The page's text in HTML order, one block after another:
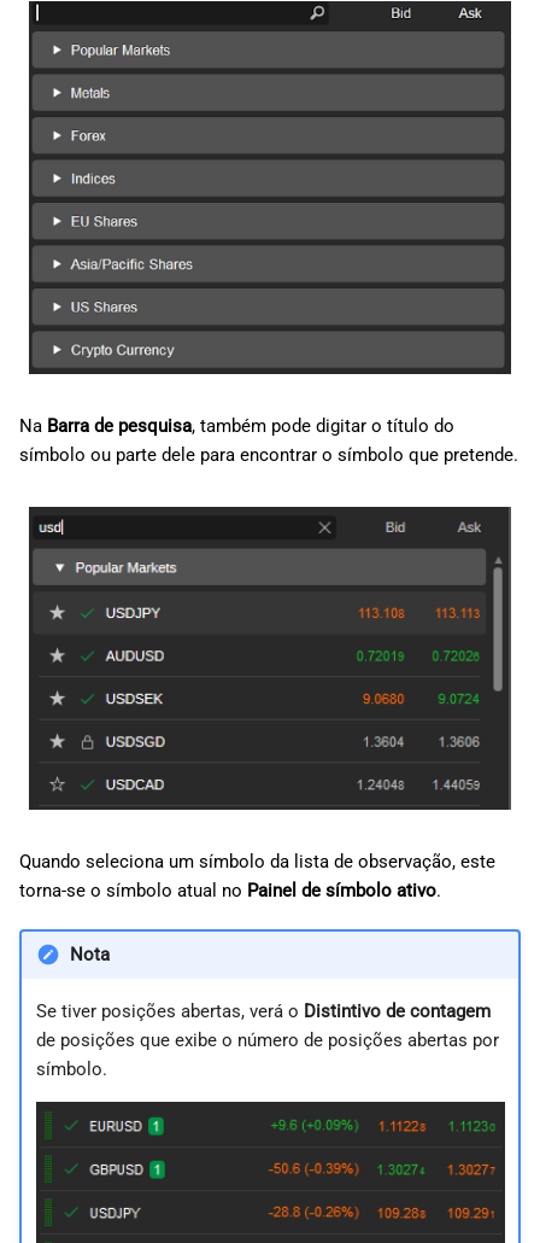
Na Barra de pesquisa, também pode digitar o título do
símbolo ou parte dele para encontrar o símbolo que pretende.
Quando seleciona um símbolo da lista de observação, este
torna-se o símbolo atual no Painel de símbolo ativo.
Nota
Se tiver posições abertas, verá o Distintivo de contagem
de posições que exibe o número de posições abertas por
símbolo.